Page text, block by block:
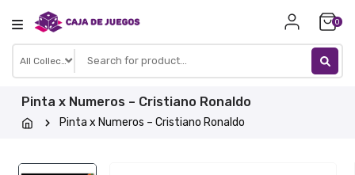
content
0
Pinta x Numeros – Cristiano Ronaldo
Pinta x Numeros – Cristiano Ronaldo